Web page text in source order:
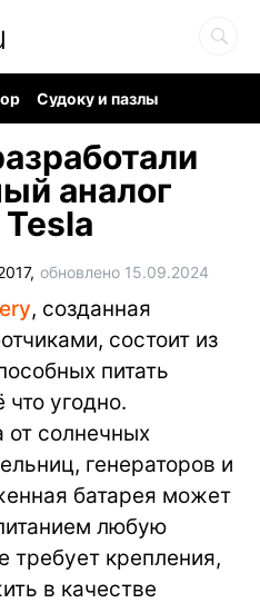
Судоку и пазлы
аналог
обновлено 15.09.2024
, созданная
состоит из
питать
что угодно.
от солнечных
генераторов и
батарея может
любую
требует крепления,
в качестве